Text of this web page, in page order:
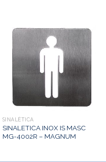
SINALÉTICA
SINALETICA INOX IS MASC
MG-4002R – MAGNUM